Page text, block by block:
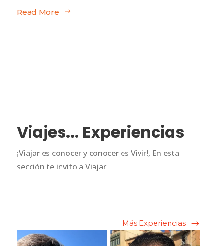
Read More
Viajes... Experiencias
¡Viajar es conocer y conocer es Vivir!, En esta
sección te invito a Viajar…
Más Experiencias